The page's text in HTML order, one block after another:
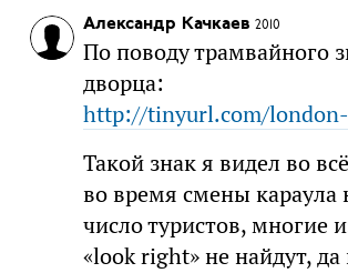
Александр Качкаев 2010
По поводу трамвайного
дворца:
http://tinyurl.com/
Такой знак я видел во
во время смены караула
число туристов, многие
«look right» не найдут,